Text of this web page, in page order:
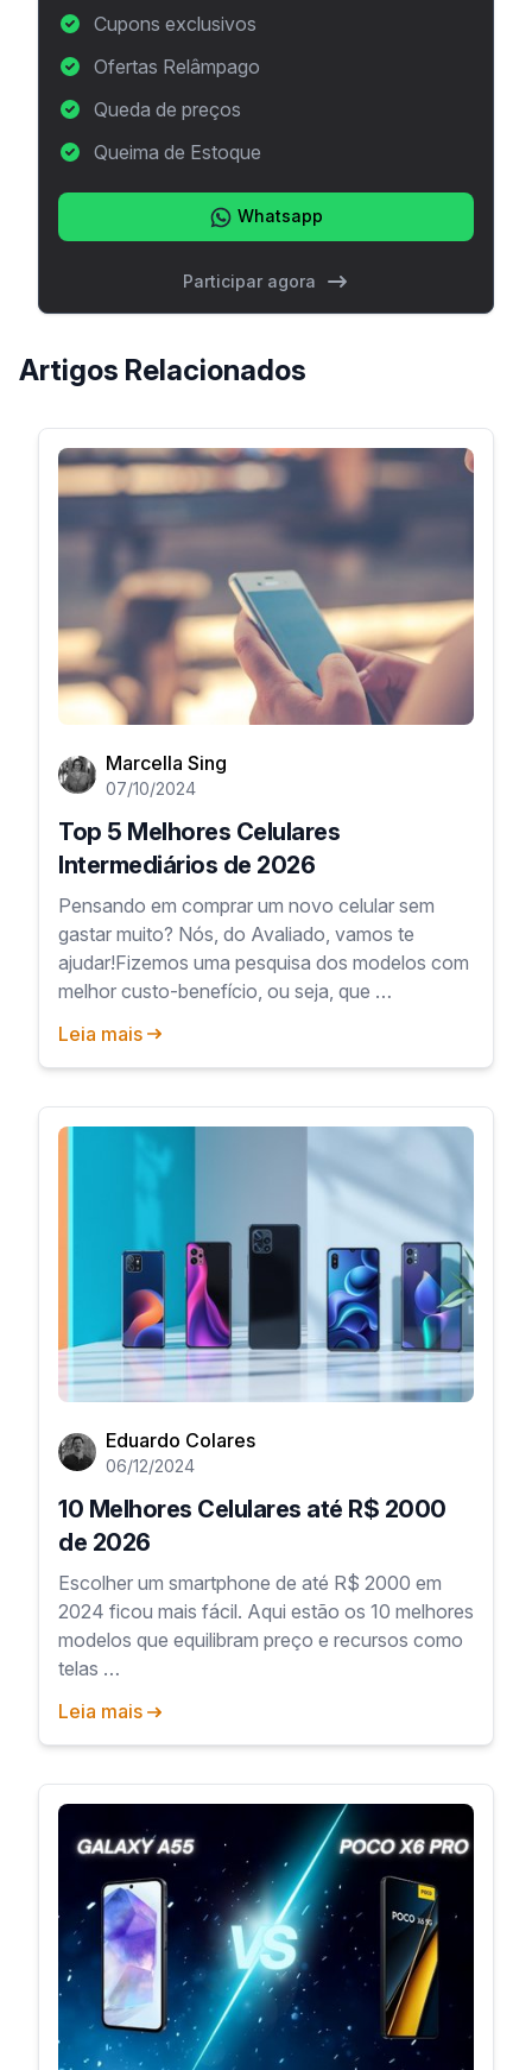
Cupons exclusivos
Ofertas Relâmpago
Queda de preços
Queima de Estoque
Whatsapp
Participar agora
Artigos Relacionados
Marcella Sing
07/10/2024
Top 5 Melhores Celulares
Intermediários de 2026
Pensando em comprar um novo celular sem
gastar muito? Nós, do Avaliado, vamos te
ajudar!Fizemos uma pesquisa dos modelos com
melhor custo-benefício, ou seja, que …
Leia mais
Eduardo Colares
06/12/2024
10 Melhores Celulares até R$ 2000
de 2026
Escolher um smartphone de até R$ 2000 em
2024 ficou mais fácil. Aqui estão os 10 melhores
modelos que equilibram preço e recursos como
telas …
Leia mais